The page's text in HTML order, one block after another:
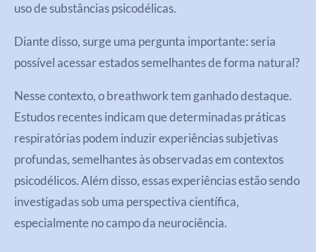
uso de substâncias psicodélicas.
Diante disso, surge uma pergunta importante: seria
possível acessar estados semelhantes de forma natural?
Nesse contexto, o breathwork tem ganhado destaque.
Estudos recentes indicam que determinadas práticas
respiratórias podem induzir experiências subjetivas
profundas, semelhantes às observadas em contextos
psicodélicos. Além disso, essas experiências estão sendo
investigadas sob uma perspectiva científica,
especialmente no campo da neurociência.